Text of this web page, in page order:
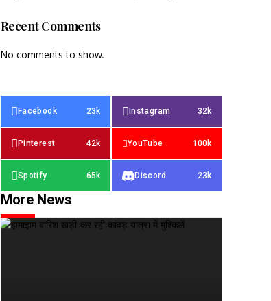
Recent Comments
No comments to show.
Facebook 23k Instagram 32k
Pinterest 42k YouTube 100k
Spotify 65k Discord 23k
More News